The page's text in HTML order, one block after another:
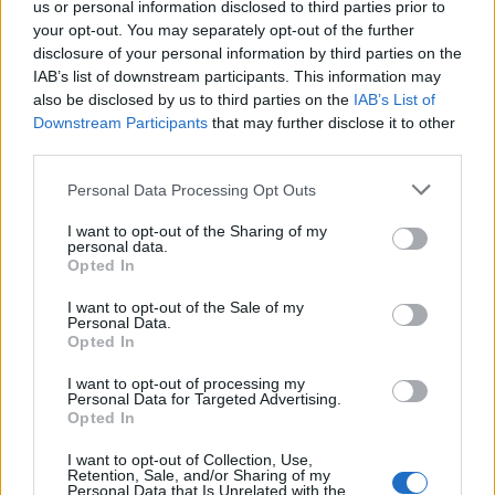
us or personal information disclosed to third parties prior to
your opt-out. You may separately opt-out of the further
disclosure of your personal information by third parties on the
IAB’s list of downstream participants. This information may
also be disclosed by us to third parties on the IAB’s List of
Downstream Participants that may further disclose it to other
Personal Data Processing Opt Outs
I want to opt-out of the Sharing of my
personal data.
Opted In
I want to opt-out of the Sale of my
Personal Data.
Opted In
I want to opt-out of processing my
Personal Data for Targeted Advertising.
Opted In
I want to opt-out of Collection, Use,
Retention, Sale, and/or Sharing of my
Personal Data that Is Unrelated with the
Hyri me Jet Ski në
hapësirën e pushuesve në
Zvërnec, gjobitet me 300
mijë lekë drejtuesi
“Po ngrihet një ministri
paralele e Shëndetësisë”/
Këlliçi: Projektligji i
shtatorit i hap rrugë
monopolit, SPAK të
ndërhyjë
Infermierja shqiptare në
protestë: Pacientët
detyrohen të kërkojnë
kurim jashtë vendit
Mbi partitë të vendosim
Shqipërinë, ka ardhur